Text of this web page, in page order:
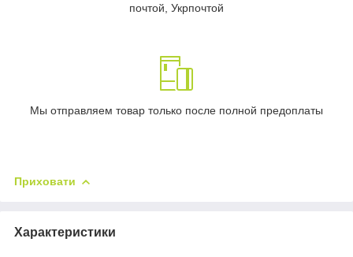
почтой, Укрпочтой
Мы отправляем товар только после полной предоплаты
Приховати
Характеристики